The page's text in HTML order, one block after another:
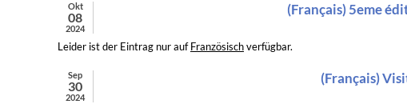
Okt
08
2024
(Français) 5eme
Leider ist der Eintrag nur aufFranzösischverfügbar.
Sep
30
2024
(Français)